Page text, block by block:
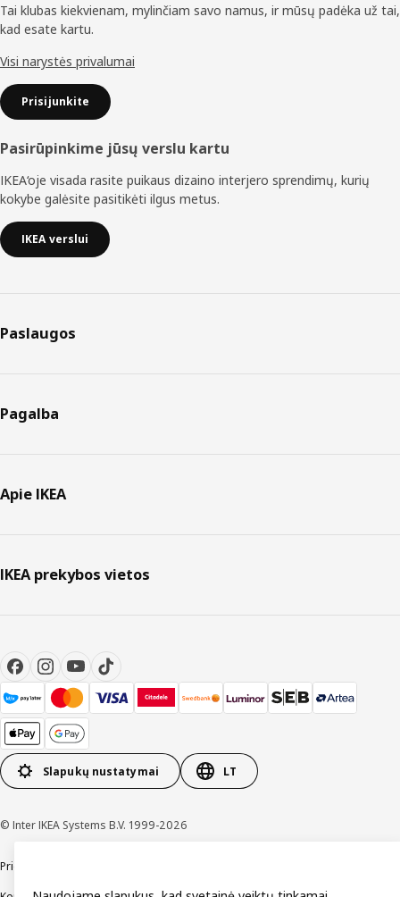
Tai klubas kiekvienam, mylinčiam savo namus, ir mūsų padėka už tai,
kad esate kartu.
Visi narystės privalumai
Prisijunkite
Pasirūpinkime jūsų verslu kartu
IKEA‘oje visada rasite puikaus dizaino interjero sprendimų, kurių
kokybe galėsite pasitikėti ilgus metus.
IKEA verslui
Paslaugos
Pagalba
Apie IKEA
IKEA prekybos vietos
Slapukų nustatymai LT
© Inter IKEA Systems B.V. 1999-2026
Prieinamumas